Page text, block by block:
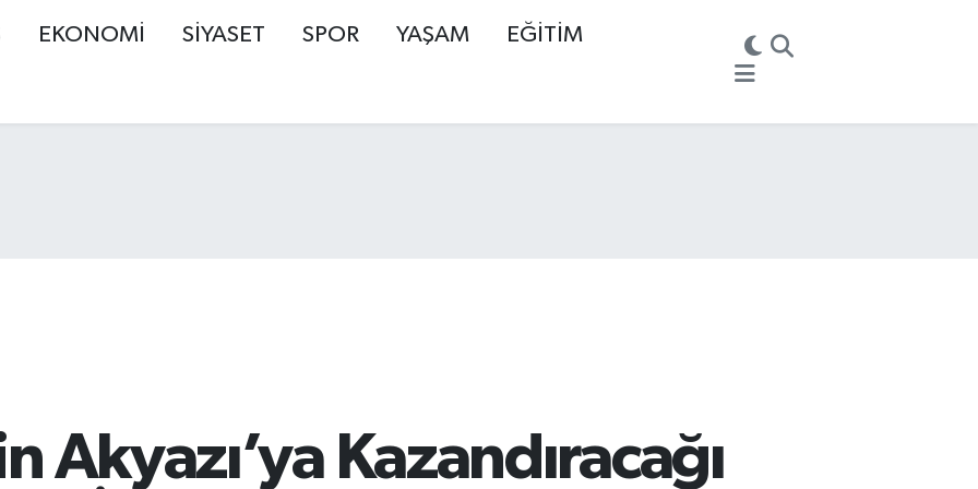
EKONOMİ SİYASET SPOR YAŞAM EĞİTİM
Akyazı’ya Kazandıracağı